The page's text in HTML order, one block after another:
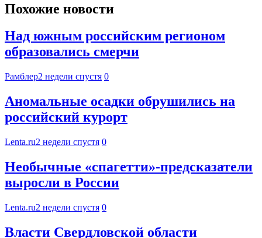
Похожие новости
Над южным российским регионом
образовались смерчи
Рамблер2 недели спустя 0
Аномальные осадки обрушились на
российский курорт
Lenta.ru2 недели спустя 0
Необычные «спагетти»-предсказатели
выросли в России
Lenta.ru2 недели спустя 0
Власти Свердловской области